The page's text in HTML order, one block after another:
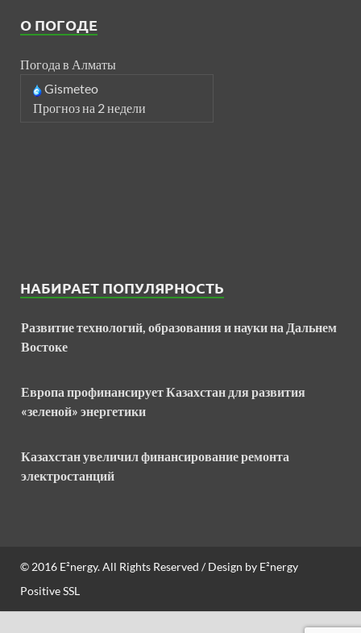
О ПОГОДЕ
Погода в Алматы
Gismeteo
Прогноз на 2 недели
НАБИРАЕТ ПОПУЛЯРНОСТЬ
Развитие технологий, образования и науки на Дальнем
Востоке
Европа профинансирует Казахстан для развития
«зеленой» энергетики
Казахстан увеличил финансирование ремонта
электростанций
© 2016 E²nergy. All Rights Reserved / Design by E²nergy
Positive SSL